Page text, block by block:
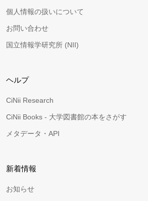
個人情報の扱いについて
お問い合わせ
国立情報学研究所 (NII)
ヘルプ
CiNii Research
CiNii Books - 大学図書館の本をさがす
メタデータ・API
新着情報
お知らせ